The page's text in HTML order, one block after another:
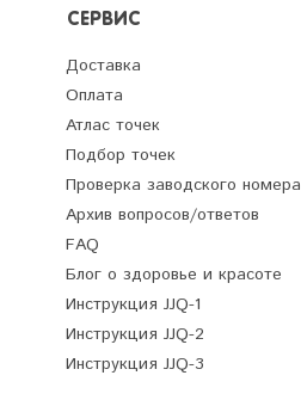
СЕРВИС
Доставка
Оплата
Атлас точек
Подбор точек
Проверка заводского номера
Архив вопросов/ответов
FAQ
Блог о здоровье и красоте
Инструкция JJQ-1
Инструкция JJQ-2
Инструкция JJQ-3